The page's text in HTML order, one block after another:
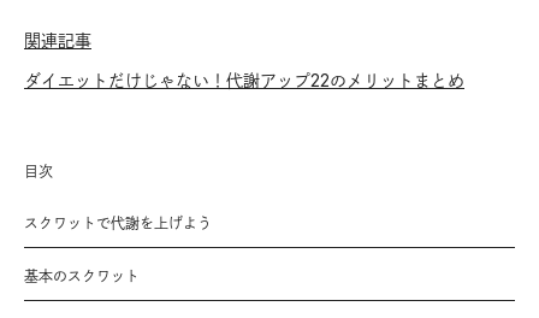
関連記事
ダイエットだけじゃない！代謝アップ22のメリットまとめ
目次
スクワットで代謝を上げよう
基本のスクワット